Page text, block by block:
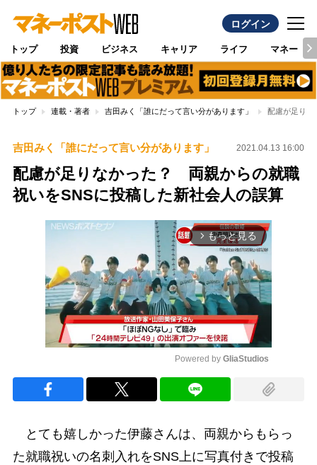
ログイン
トップ 投資 ビジネス キャリア ライフ マネー
トップ 連載・著者 吉田みく「誰にだって言い分があります」 配慮が足り
吉田みく「誰にだって言い分があります」 2021.04.13 16:00
配慮が足りなかった？ 両親からの就職
祝いをSNSに投稿した新社会人の誤算
arrow_forward_ios もっと見る
Powered by GliaStudios
とても嬉しかった伊藤さんは、両親からもらっ
た就職祝いの名刺入れをSNS上に写真付きで投稿